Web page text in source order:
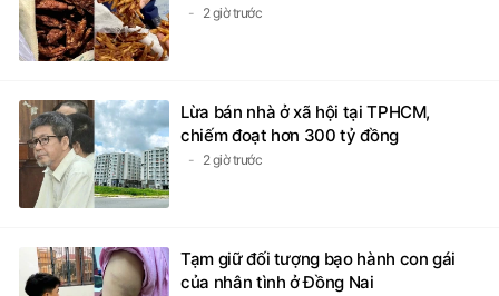
2 giờ trước
Lừa bán nhà ở xã hội tại TPHCM,
chiếm đoạt hơn 300 tỷ đồng
2 giờ trước
Tạm giữ đối tượng bạo hành con gái
của nhân tình ở Đồng Nai